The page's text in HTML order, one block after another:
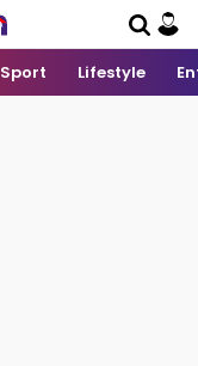
Sport Lifestyle